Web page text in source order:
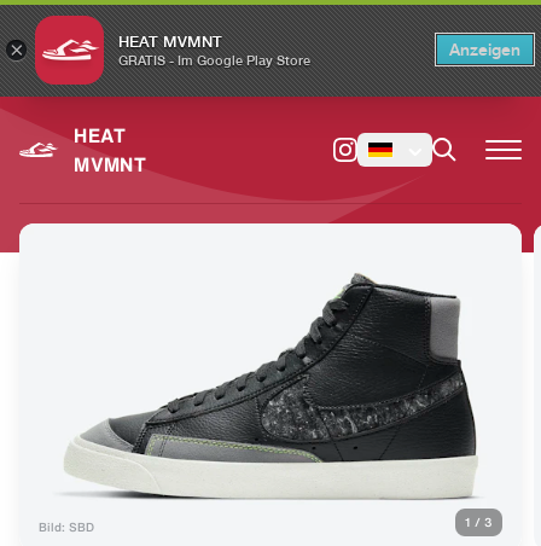
× HEAT MVMNT
GRATIS - Im Google Play Store
Anzeigen
HEAT
MVMNT
Bild: SBD 1 / 3
Switch to the English version? Switch ×